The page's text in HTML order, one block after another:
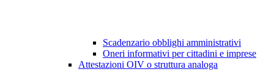
Scadenzario obblighi amministrativi
Oneri informativi per cittadini e imprese
Attestazioni OIV o struttura analoga